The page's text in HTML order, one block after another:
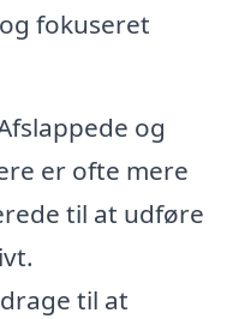
fokuseret
og
er ofte mere
til at udføre
til at